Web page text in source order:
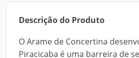
Descrição do Produto
O Arame de Concertina
Piracicaba é uma barreira de